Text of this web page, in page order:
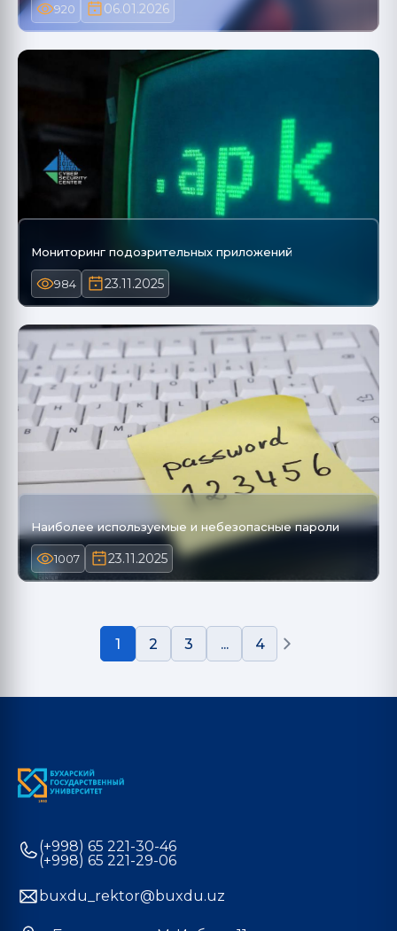
920 06.01.2026
Мониторинг подозрительных приложений
984 23.11.2025
Наиболее используемые и небезопасные пароли
1007 23.11.2025
1 2 3 ... 4
(+998) 65 221-30-46
(+998) 65 221-29-06
buxdu_rektor@buxdu.uz